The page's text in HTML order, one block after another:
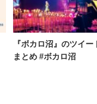
『ボカロ沼』のツイー
まとめ #ボカロ沼